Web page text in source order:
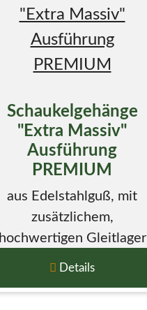
Schaukelgehänge
"Extra Massiv"
Ausführung
PREMIUM
aus Edelstahlguß, mit
zusätzlichem,
hochwertigen Gleitlager
Details